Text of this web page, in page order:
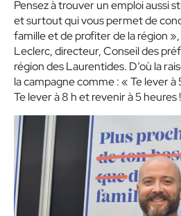
Pensez à trouver un emploi aussi
et surtout qui vous permet de
famille et de profiter de la région
Leclerc, directeur, Conseil des
région des Laurentides. D’où la
la campagne comme : « Te lever à
Te lever à 8 h et revenir à 5 heures